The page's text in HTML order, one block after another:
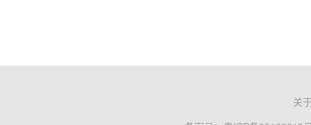
关